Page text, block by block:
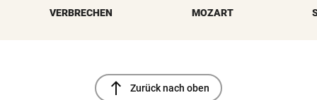
VERBRECHEN MOZART
north Zurück nach oben